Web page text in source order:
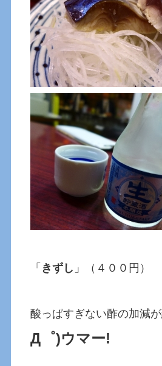
「 きずし 」（４００円）
酸っぱすぎない酢の加減
Д゜)ウマー!